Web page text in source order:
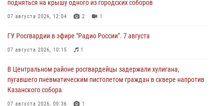
подняться на крышу одного из городских соборов
07 августа 2026, 12:04 2 1
ГУ Росгвардии в эфире "Радио России". 7 августа
07 августа 2026, 10:15 1
В Центральном районе росгвардейцы задержали хулигана,
пугавшего пневматическим пистолетом граждан в сквере напротив
Казанского собора
07 августа 2026, 09:36 1